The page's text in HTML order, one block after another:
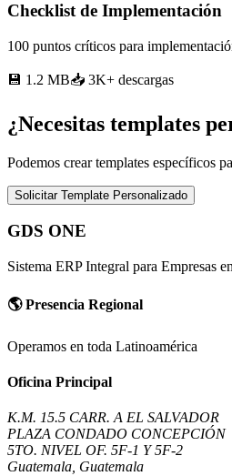
Checklist de Implementación
100 puntos críticos para
💾 1.2 MB📥 3K+ descargas
¿Necesitas templates
Podemos crear templates específicos
Solicitar Template Personalizado
GDS ONE
Sistema ERP Integral para Empresas
🌎 Presencia Regional
Operamos en toda Latinoamérica
Oficina Principal
K.M. 15.5 CARR. A EL SALVADOR
PLAZA CONDADO CONCEPCIÓN
5TO. NIVEL OF. 5F-1 Y 5F-2
Guatemala, Guatemala